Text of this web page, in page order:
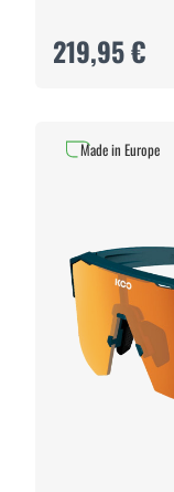
219,95 €
Made in Europe